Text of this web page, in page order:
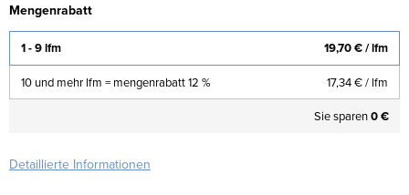
Mengenrabatt
1 - 9 lfm 19,70 €/ lfm
10 und mehr lfm = mengenrabatt 12 % 17,34 €/ lfm
Sie sparen0 €
Detaillierte Informationen